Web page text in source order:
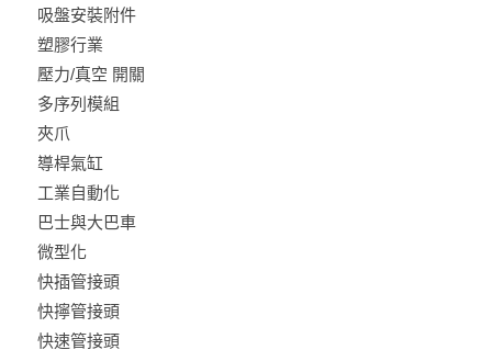
吸盤安裝附件
塑膠行業
壓力/真空 開關
多序列模組
夾爪
導桿氣缸
工業自動化
巴士與大巴車
微型化
快插管接頭
快擰管接頭
快速管接頭